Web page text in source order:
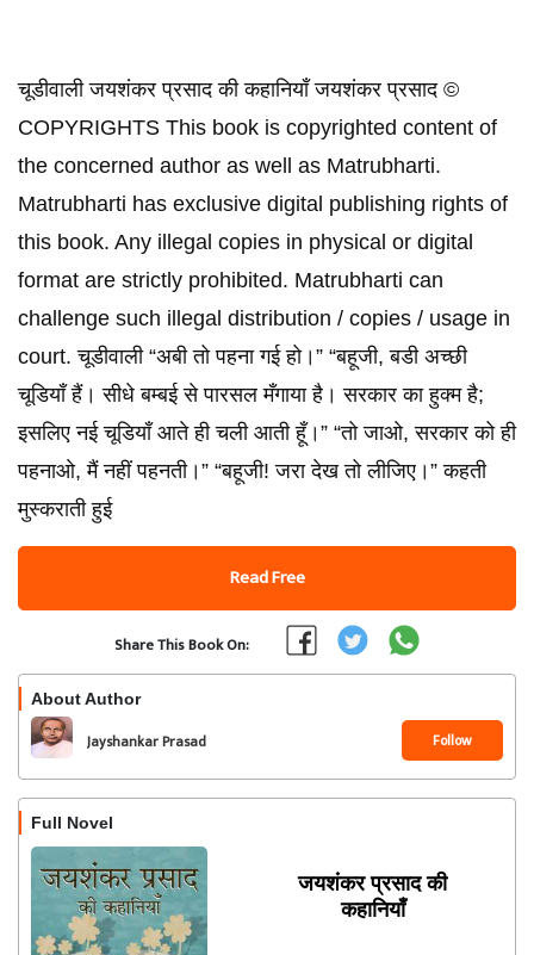
चूडीवाली जयशंकर प्रसाद की कहानियाँ जयशंकर प्रसाद ©
COPYRIGHTS This book is copyrighted content of
the concerned author as well as Matrubharti.
Matrubharti has exclusive digital publishing rights of
this book. Any illegal copies in physical or digital
format are strictly prohibited. Matrubharti can
challenge such illegal distribution / copies / usage in
court. चूडीवाली “अबी तो पहना गई हो।” “बहूजी, बडी अच्छी
चूडियाँ हैं। सीधे बम्बई से पारसल मँगाया है। सरकार का हुक्म है;
इसलिए नई चूडियाँ आते ही चली आती हूँ।” “तो जाओ, सरकार को ही
पहनाओ, मैं नहीं पहनती।” “बहूजी! जरा देख तो लीजिए।” कहती
मुस्कराती हुई
Read Free
Share This Book On:
About Author
Jayshankar Prasad Follow
Full Novel
जयशंकर प्रसाद की
कहानियाँ